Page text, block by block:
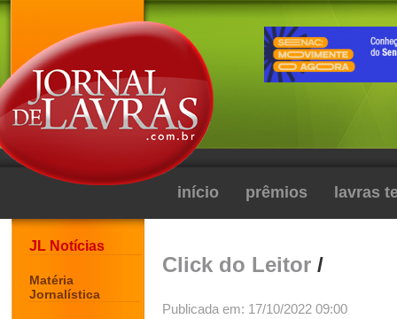
início prêmios lavras
JL Notícias
Matéria
Jornalística
Click do Leitor /
Publicada em: 17/10/2022 09:00